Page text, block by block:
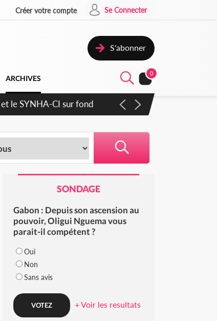
Créer votre compte Se Connecter
S'abonner
ARCHIVES
0
plus apaisé
SONDAGE
Gabon : Depuis son ascension au
pouvoir, Oligui Nguema vous
parait-il compétent ?
Oui
Non
Sans avis
+ Voir les resultats